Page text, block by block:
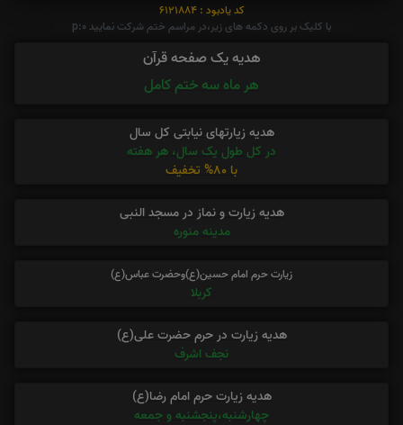
کد یادبود : 6121884
با کلیک بر روی دکمه های زیر،در مراسم ختم شرکت نمایید p:0
هدیه یک صفحه قرآن
هر ماه سه ختم کامل
هدیه زیارتهای نیابتی کل سال
در کل طول یک سال، هر هفته
با 80% تخفیف
هدیه زیارت و نماز در مسجد النبی
مدینه منوره
زیارت حرم امام حسین(ع)وحضرت عباس(ع)
کربلا
هدیه زیارت در حرم حضرت علی(ع)
نجف اشرف
هدیه زیارت حرم امام رضا(ع)
چهارشنبه،پنجشنبه و جمعه